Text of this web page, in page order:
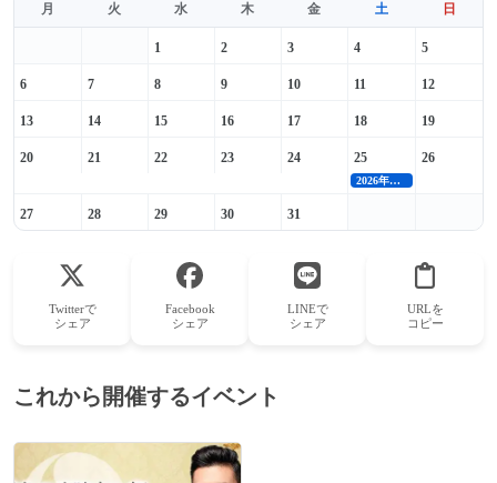
月 火 水 木 金 土 日
1 2 3 4 5
6 7 8 9 10 11 12
13 14 15 16 17 18 19
20 21 22 23 24 25 26
2026年開運おみくじ提供
27 28 29 30 31
Twitterで
シェア
Facebook
シェア
LINEで
シェア
URLを
コピー
これから開催するイベント